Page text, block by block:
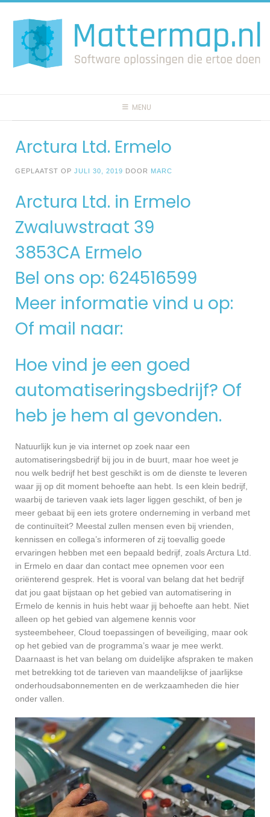
naar
inhoud
MENU
Arctura Ltd. Ermelo
GEPLAATST OP JULI 30, 2019 DOOR MARC
Arctura Ltd. in Ermelo
Zwaluwstraat 39
3853CA Ermelo
Bel ons op: 624516599
Meer informatie vind u op:
Of mail naar:
Hoe vind je een goed
automatiseringsbedrijf? Of
heb je hem al gevonden.
Natuurlijk kun je via internet op zoek naar een
automatiseringsbedrijf bij jou in de buurt, maar hoe weet je
nou welk bedrijf het best geschikt is om de dienste te leveren
waar jij op dit moment behoefte aan hebt. Is een klein bedrijf,
waarbij de tarieven vaak iets lager liggen geschikt, of ben je
meer gebaat bij een iets grotere onderneming in verband met
de continuïteit? Meestal zullen mensen even bij vrienden,
kennissen en collega’s informeren of zij toevallig goede
ervaringen hebben met een bepaald bedrijf, zoals Arctura Ltd.
in Ermelo en daar dan contact mee opnemen voor een
oriënterend gesprek. Het is vooral van belang dat het bedrijf
dat jou gaat bijstaan op het gebied van automatisering in
Ermelo de kennis in huis hebt waar jij behoefte aan hebt. Niet
alleen op het gebied van algemene kennis voor
systeembeheer, Cloud toepassingen of beveiliging, maar ook
op het gebied van de programma’s waar je mee werkt.
Daarnaast is het van belang om duidelijke afspraken te maken
met betrekking tot de tarieven van maandelijkse of jaarlijkse
onderhoudsabonnementen en de werkzaamheden die hier
onder vallen.